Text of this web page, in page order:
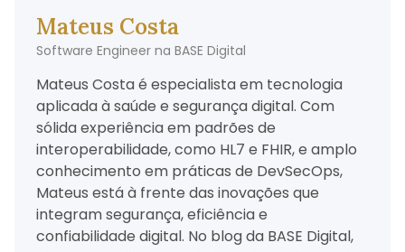
Mateus Costa
Software Engineer na BASE Digital
Mateus Costa é especialista em tecnologia
aplicada à saúde e segurança digital. Com
sólida experiência em padrões de
interoperabilidade, como HL7 e FHIR, e amplo
conhecimento em práticas de DevSecOps,
Mateus está à frente das inovações que
integram segurança, eficiência e
confiabilidade digital. No blog da BASE Digital,